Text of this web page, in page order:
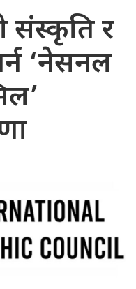
संस्कृति र
‘नेसनल